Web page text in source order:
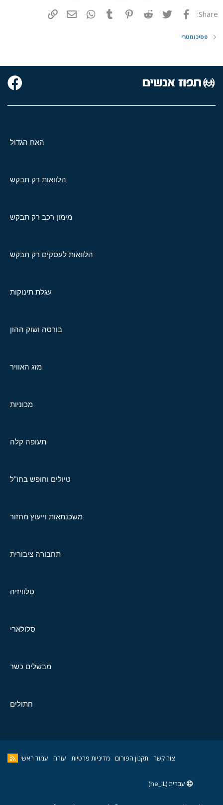
Share: פייסבוק Twitter
Reddit
Pinterest
Tumblr
WhatsAppדואר אלקטרוני
פסיכומטרי
האח הגדול
הלוואות רק תבקש
מימון רכב רק תבקש
הלוואות לעסקים רק תבקש
עגלת תינוקות
בורסה ושוק ההון
מזג האוויר
מכוניות
תעופה קלה
טיולים וחופש בחו"ל
משכנתאות וייעוץ מחזור
תחבורה ציבורית
טלוויזיה
סלולארי
מבשלים כשר
חתולים
צור קשר תקנון הפורום מדיניות פרטיות עזרה עמוד ראשי
עברית (he_IL)